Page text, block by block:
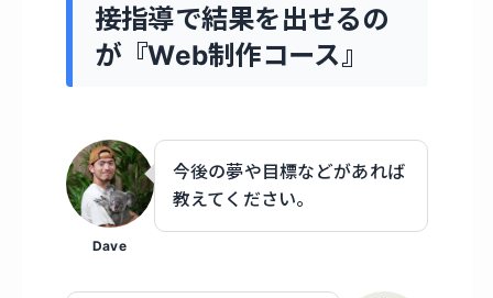
接指導で結果を出せるの
が『Web制作コース』
Dave
今後の夢や目標などがあれば
教えてください。